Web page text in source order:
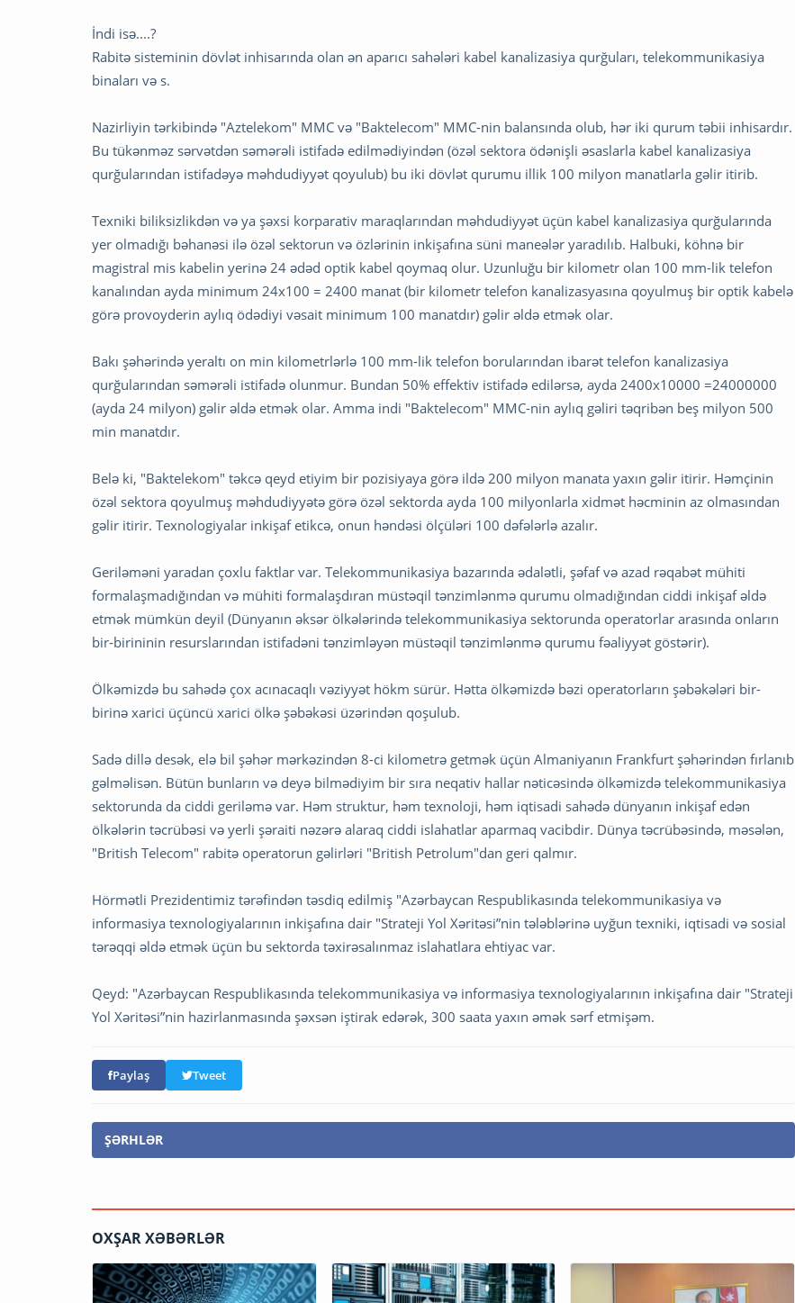
İndi isə....?
Rabitə sisteminin dövlət inhisarında olan ən aparıcı sahələri kabel kanalizasiya qurğuları, telekommunikasiya
binaları və s.
Nazirliyin tərkibində "Aztelekom" MMC və "Baktelecom" MMC-nin balansında olub, hər iki qurum təbii inhisardır.
Bu tükənməz sərvətdən səmərəli istifadə edilmədiyindən (özəl sektora ödənişli əsaslarla kabel kanalizasiya
qurğularından istifadəyə məhdudiyyət qoyulub) bu iki dövlət qurumu illik 100 milyon manatlarla gəlir itirib.
Texniki biliksizlikdən və ya şəxsi korparativ maraqlarından məhdudiyyət üçün kabel kanalizasiya qurğularında
yer olmadığı bəhanəsi ilə özəl sektorun və özlərinin inkişafına süni maneələr yaradılıb. Halbuki, köhnə bir
magistral mis kabelin yerinə 24 ədəd optik kabel qoymaq olur. Uzunluğu bir kilometr olan 100 mm-lik telefon
kanalından ayda minimum 24x100 = 2400 manat (bir kilometr telefon kanalizasyasına qoyulmuş bir optik kabelə
görə provoyderin aylıq ödədiyi vəsait minimum 100 manatdır) gəlir əldə etmək olar.
Bakı şəhərində yeraltı on min kilometrlərlə 100 mm-lik telefon borularından ibarət telefon kanalizasiya
qurğularından səmərəli istifadə olunmur. Bundan 50% effektiv istifadə edilərsə, ayda 2400x10000 =24000000
(ayda 24 milyon) gəlir əldə etmək olar. Amma indi "Baktelecom" MMC-nin aylıq gəliri təqribən beş milyon 500
min manatdır.
Belə ki, "Baktelekom" təkcə qeyd etiyim bir pozisiyaya görə ildə 200 milyon manata yaxın gəlir itirir. Həmçinin
özəl sektora qoyulmuş məhdudiyyətə görə özəl sektorda ayda 100 milyonlarla xidmət həcminin az olmasından
gəlir itirir. Texnologiyalar inkişaf etikcə, onun həndəsi ölçüləri 100 dəfələrlə azalır.
Geriləməni yaradan çoxlu faktlar var. Telekommunikasiya bazarında ədalətli, şəfaf və azad rəqabət mühiti
formalaşmadığından və mühiti formalaşdıran müstəqil tənzimlənmə qurumu olmadığından ciddi inkişaf əldə
etmək mümkün deyil (Dünyanın əksər ölkələrində telekommunikasiya sektorunda operatorlar arasında onların
bir-birininin resurslarından istifadəni tənzimləyən müstəqil tənzimlənmə qurumu fəaliyyət göstərir).
Ölkəmizdə bu sahədə çox acınacaqlı vəziyyət hökm sürür. Hətta ölkəmizdə bəzi operatorların şəbəkələri bir-
birinə xarici üçüncü xarici ölkə şəbəkəsi üzərindən qoşulub.
Sadə dillə desək, elə bil şəhər mərkəzindən 8-ci kilometrə getmək üçün Almaniyanın Frankfurt şəhərindən fırlanıb
gəlməlisən. Bütün bunların və deyə bilmədiyim bir sıra neqativ hallar nəticəsində ölkəmizdə telekommunikasiya
sektorunda da ciddi geriləmə var. Həm struktur, həm texnoloji, həm iqtisadi sahədə dünyanın inkişaf edən
ölkələrin təcrübəsi və yerli şəraiti nəzərə alaraq ciddi islahatlar aparmaq vacibdir. Dünya təcrübəsində, məsələn,
"British Telecom" rabitə operatorun gəlirləri "British Petrolum"dan geri qalmır.
Hörmətli Prezidentimiz tərəfindən təsdiq edilmiş "Azərbaycan Respublikasında telekommunikasiya və
informasiya texnologiyalarının inkişafına dair "Strateji Yol Xəritəsi”nin tələblərinə uyğun texniki, iqtisadi və sosial
tərəqqi əldə etmək üçün bu sektorda təxirəsalınmaz islahatlara ehtiyac var.
Qeyd: "Azərbaycan Respublikasında telekommunikasiya və informasiya texnologiyalarının inkişafına dair "Strateji
Yol Xəritəsi”nin hazirlanmasında şəxsən iştirak edərək, 300 saata yaxın əmək sərf etmişəm.
Paylaş Tweet
ŞƏRHLƏR
OXŞAR XƏBƏRLƏR